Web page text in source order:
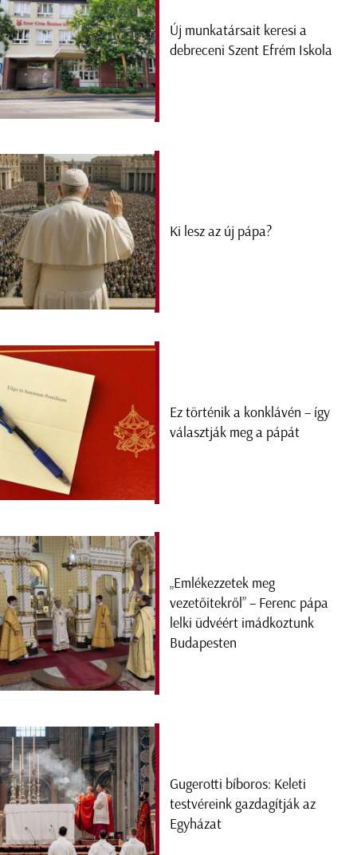
Új munkatársait keresi a
debreceni Szent Efrém Iskola
Ki lesz az új pápa?
Ez történik a konklávén – így
választják meg a pápát
„Emlékezzetek meg
vezetőitekről” – Ferenc pápa
lelki üdvéért imádkoztunk
Budapesten
Gugerotti bíboros: Keleti
testvéreink gazdagítják az
Egyházat